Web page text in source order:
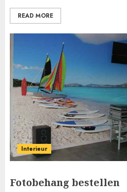
READ MORE
Interieur
Fotobehang bestellen